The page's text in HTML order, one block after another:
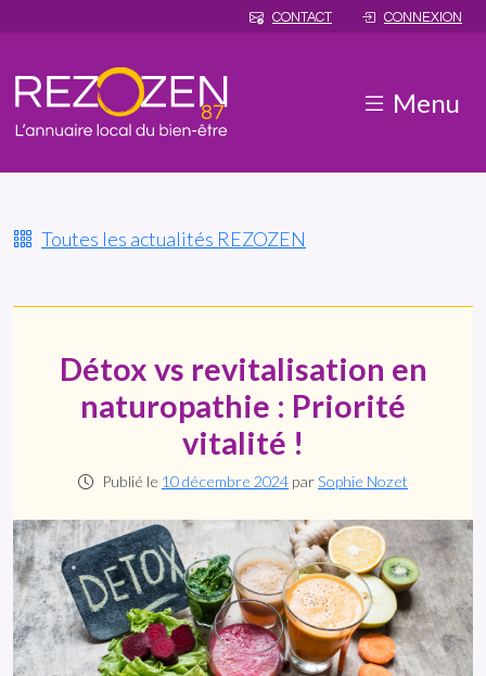
CONTACT CONNEXION
Menu
Toutes les actualités REZOZEN
Détox vs revitalisation en
naturopathie : Priorité
vitalité !
Publié le 10 décembre 2024 parSophie Nozet